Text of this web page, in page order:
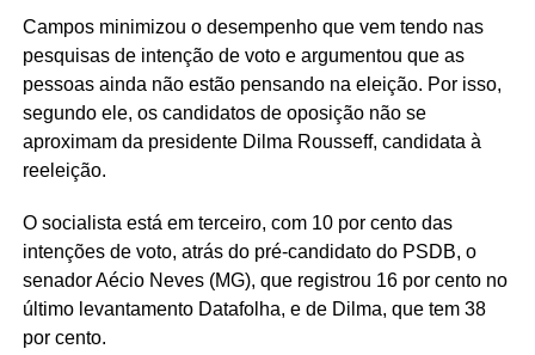
Campos minimizou o desempenho que vem tendo nas
pesquisas de intenção de voto e argumentou que as
pessoas ainda não estão pensando na eleição. Por isso,
segundo ele, os candidatos de oposição não se
aproximam da presidente Dilma Rousseff, candidata à
reeleição.
O socialista está em terceiro, com 10 por cento das
intenções de voto, atrás do pré-candidato do PSDB, o
senador Aécio Neves (MG), que registrou 16 por cento no
último levantamento Datafolha, e de Dilma, que tem 38
por cento.